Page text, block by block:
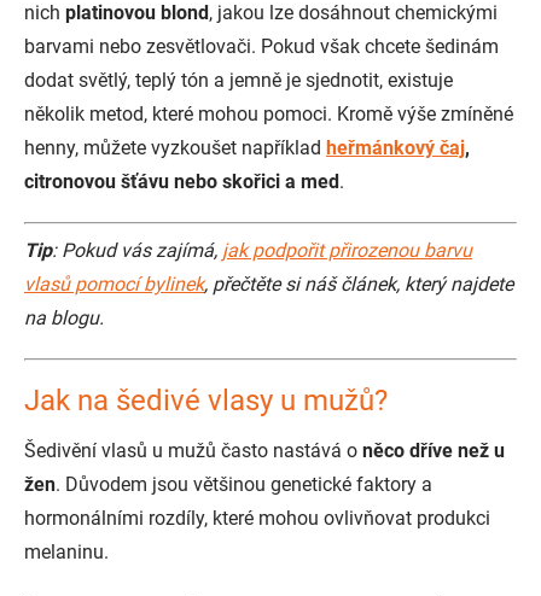
nich platinovou blond , jakou lze dosáhnout chemickými
barvami nebo zesvětlovači. Pokud však chcete šedinám
dodat světlý, teplý tón a jemně je sjednotit, existuje
několik metod, které mohou pomoci. Kromě výše zmíněné
henny, můžete vyzkoušet například heřmánkový čaj,
citronovou šťávu nebo skořici a med .
Tip: Pokud vás zajímá, jak podpořit přirozenou barvu
vlasů pomocí bylinek, přečtěte si náš článek, který najdete
na blogu.
Jak na šedivé vlasy u mužů?
Šedivění vlasů u mužů často nastává o něco dříve než u
žen. Důvodem jsou většinou genetické faktory a
hormonálními rozdíly, které mohou ovlivňovat produkci
melaninu.